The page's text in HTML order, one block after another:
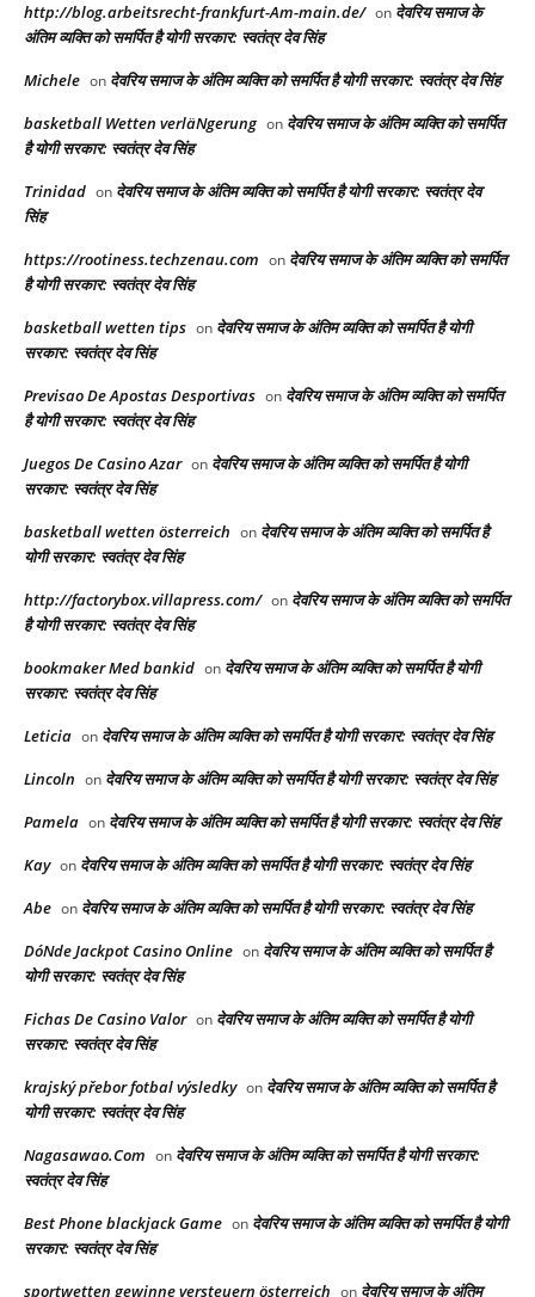
http://blog.arbeitsrecht-frankfurt-Am-main.de/ on देवरिय समाज के
अंतिम व्यक्ति को समर्पित है योगी सरकार: स्वतंत्र देव सिंह
Michele on देवरिय समाज के अंतिम व्यक्ति को समर्पित है योगी सरकार: स्वतंत्र देव सिंह
basketball Wetten verläNgerung on देवरिय समाज के अंतिम व्यक्ति को समर्पित
है योगी सरकार: स्वतंत्र देव सिंह
Trinidad on देवरिय समाज के अंतिम व्यक्ति को समर्पित है योगी सरकार: स्वतंत्र देव
सिंह
https://rootiness.techzenau.com on देवरिय समाज के अंतिम व्यक्ति को समर्पित
है योगी सरकार: स्वतंत्र देव सिंह
basketball wetten tips on देवरिय समाज के अंतिम व्यक्ति को समर्पित है योगी
सरकार: स्वतंत्र देव सिंह
Previsao De Apostas Desportivas on देवरिय समाज के अंतिम व्यक्ति को समर्पित
है योगी सरकार: स्वतंत्र देव सिंह
Juegos De Casino Azar on देवरिय समाज के अंतिम व्यक्ति को समर्पित है योगी
सरकार: स्वतंत्र देव सिंह
basketball wetten österreich on देवरिय समाज के अंतिम व्यक्ति को समर्पित है
योगी सरकार: स्वतंत्र देव सिंह
http://factorybox.villapress.com/ on देवरिय समाज के अंतिम व्यक्ति को समर्पित
है योगी सरकार: स्वतंत्र देव सिंह
bookmaker Med bankid on देवरिय समाज के अंतिम व्यक्ति को समर्पित है योगी
सरकार: स्वतंत्र देव सिंह
Leticia on देवरिय समाज के अंतिम व्यक्ति को समर्पित है योगी सरकार: स्वतंत्र देव सिंह
Lincoln on देवरिय समाज के अंतिम व्यक्ति को समर्पित है योगी सरकार: स्वतंत्र देव सिंह
Pamela on देवरिय समाज के अंतिम व्यक्ति को समर्पित है योगी सरकार: स्वतंत्र देव सिंह
Kay on देवरिय समाज के अंतिम व्यक्ति को समर्पित है योगी सरकार: स्वतंत्र देव सिंह
Abe on देवरिय समाज के अंतिम व्यक्ति को समर्पित है योगी सरकार: स्वतंत्र देव सिंह
DóNde Jackpot Casino Online on देवरिय समाज के अंतिम व्यक्ति को समर्पित है
योगी सरकार: स्वतंत्र देव सिंह
Fichas De Casino Valor on देवरिय समाज के अंतिम व्यक्ति को समर्पित है योगी
सरकार: स्वतंत्र देव सिंह
krajský přebor fotbal výsledky on देवरिय समाज के अंतिम व्यक्ति को समर्पित है
योगी सरकार: स्वतंत्र देव सिंह
Nagasawao.Com on देवरिय समाज के अंतिम व्यक्ति को समर्पित है योगी सरकार:
स्वतंत्र देव सिंह
Best Phone blackjack Game on देवरिय समाज के अंतिम व्यक्ति को समर्पित है योगी
सरकार: स्वतंत्र देव सिंह
sportwetten gewinne versteuern österreich on देवरिय समाज के अंतिम